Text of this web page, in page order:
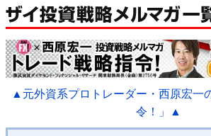
▲元外資系プロトレーダー・西原宏一
令！」▲